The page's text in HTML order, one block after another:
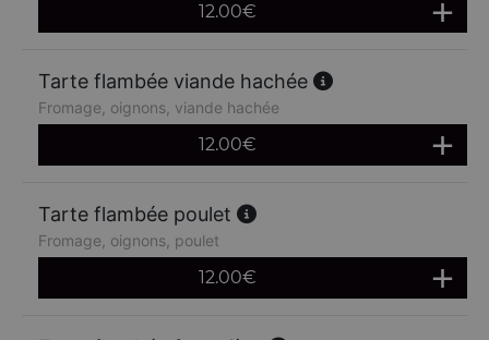
12.00€
Tarte flambée viande hachée
Fromage, oignons, viande hachée
12.00€
Tarte flambée poulet
Fromage, oignons, poulet
12.00€